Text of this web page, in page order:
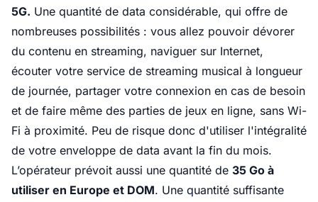
5G. Une quantité de data considérable, qui offre de
nombreuses possibilités : vous allez pouvoir dévorer
du contenu en streaming, naviguer sur Internet,
écouter votre service de streaming musical à longueur
de journée, partager votre connexion en cas de besoin
et de faire même des parties de jeux en ligne, sans Wi-
Fi à proximité. Peu de risque donc d'utiliser l'intégralité
de votre enveloppe de data avant la fin du mois.
L’opérateur prévoit aussi une quantité de 35 Go à
utiliser en Europe et DOM. Une quantité suffisante